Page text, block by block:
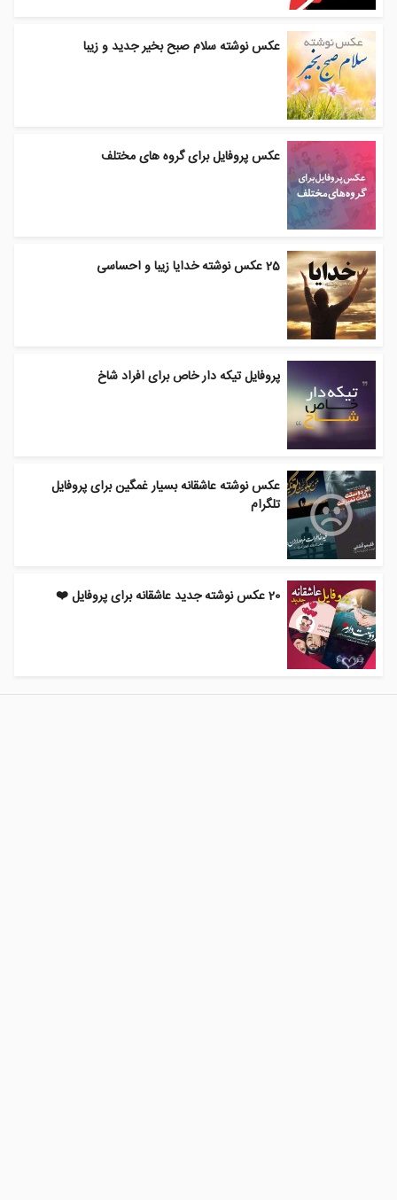
عکس نوشته سلام صبح بخیر جدید و زیبا
عکس پروفایل برای گروه های مختلف
25 عکس نوشته خدایا زیبا و احساسی
پروفایل تیکه دار خاص برای افراد شاخ
عکس نوشته عاشقانه بسیار غمگین برای پروفایل
تلگرام
20 عکس نوشته جدید عاشقانه برای پروفایل ❤️